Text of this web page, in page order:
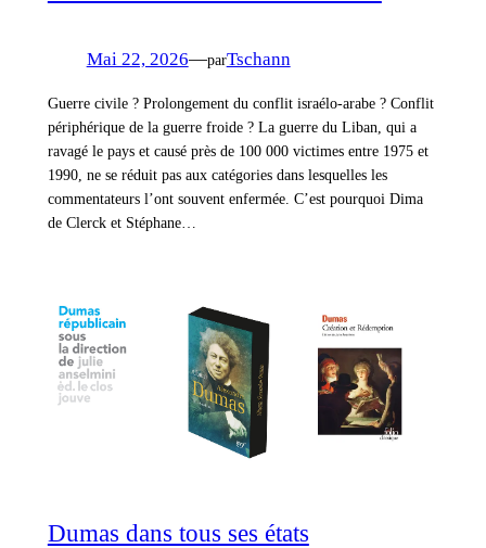
Mai 22, 2026—parTschann
Guerre civile ? Prolongement du conflit israélo-arabe ? Conflit
périphérique de la guerre froide ? La guerre du Liban, qui a
ravagé le pays et causé près de 100 000 victimes entre 1975 et
1990, ne se réduit pas aux catégories dans lesquelles les
commentateurs l’ont souvent enfermée. C’est pourquoi Dima
de Clerck et Stéphane…
Dumas dans tous ses états